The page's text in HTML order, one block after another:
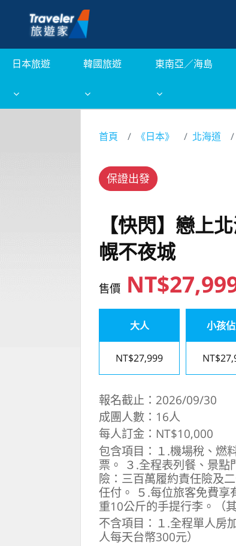
日本旅遊 韓國旅遊 東南亞／海島
首頁 《日本》 北海道
保證出發
【快閃】戀上
幌不夜城
售價
大人
NT$27,999
小孩
報名截止：2026/09/30
成團人數：16人
每人訂金：NT$10,000
包含項目：１.機場稅、燃
票。 ３.全程表列餐、景
險：三百萬履約責任險及
任付。 ５.每位旅客免費
重10公斤的手提行李。（
不含項目：１.全程單人房
人每天台幣300元）